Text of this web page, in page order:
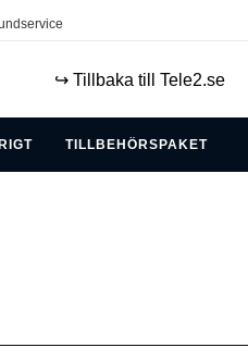
↪️ Tillbaka till Tele2.se
TILLBEHÖRSPAKET